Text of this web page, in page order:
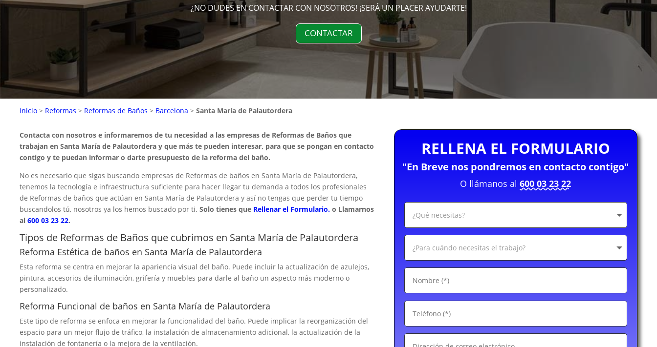
¿NO DUDES EN CONTACTAR CON NOSOTROS! ¡SERÁ UN PLACER AYUDARTE!
CONTACTAR
Inicio > Reformas > Reformas de Baños > Barcelona > Santa María de Palautordera
Contacta con nosotros e informaremos de tu necesidad a las empresas de Reformas de Baños que
trabajan en Santa María de Palautordera y que más te pueden interesar, para que se pongan en contacto
contigo y te puedan informar o darte presupuesto de la reforma del baño.
No es necesario que sigas buscando empresas de Reformas de baños en Santa María de Palautordera,
tenemos la tecnología e infraestructura suficiente para hacer llegar tu demanda a todos los profesionales
de Reformas de baños que actúan en Santa María de Palautordera y así no tengas que perder tu tiempo
buscandolos tú, nosotros ya los hemos buscado por ti. Solo tienes que Rellenar el Formulario. o Llamarnos
al 600 03 23 22.
Tipos de Reformas de Baños que cubrimos en Santa María de Palautordera
Reforma Estética de baños en Santa María de Palautordera
Esta reforma se centra en mejorar la apariencia visual del baño. Puede incluir la actualización de azulejos,
pintura, accesorios de iluminación, grifería y muebles para darle al baño un aspecto más moderno o
personalizado.
Reforma Funcional de baños en Santa María de Palautordera
Este tipo de reforma se enfoca en mejorar la funcionalidad del baño. Puede implicar la reorganización del
espacio para un mejor flujo de tráfico, la instalación de almacenamiento adicional, la actualización de la
instalación de fontanería o la mejora de la ventilación.
RELLENA EL FORMULARIO
"En Breve nos pondremos en contacto contigo"
O llámanos al600 03 23 22